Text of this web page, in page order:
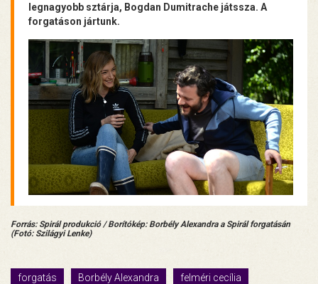
legnagyobb sztárja, Bogdan Dumitrache játssza. A
forgatáson jártunk.
Forrás: Spirál produkció / Borítókép: Borbély Alexandra a Spirál forgatásán
(Fotó: Szilágyi Lenke)
forgatás Borbély Alexandra
felméri cecília